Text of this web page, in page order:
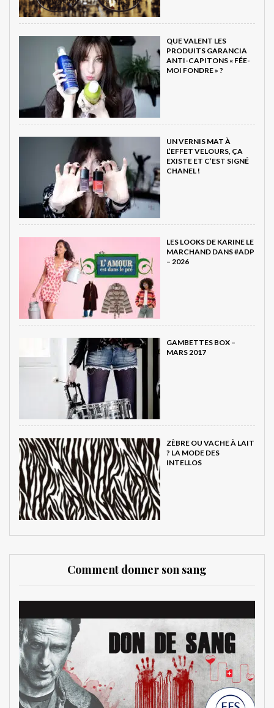
QUE VALENT LES
PRODUITS GARANCIA
ANTI-CAPITONS « FÉE-
MOI FONDRE » ?
UN VERNIS MAT À
L’EFFET VELOURS, ÇA
EXISTE ET C’EST SIGNÉ
CHANEL !
LES LOOKS DE KARINE LE
MARCHAND DANS #ADP
– 2026
GAMBETTES BOX –
MARS 2017
ZÈBRE OU VACHE À LAIT
? LA MODE DES
INTELLOS
Comment donner son sang